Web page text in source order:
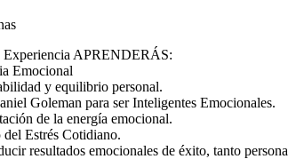
Experiencia APRENDERÁS:
Emocional
y equilibrio personal.
Goleman para ser Inteligentes Emocionales.
de la energía emocional.
del Estrés Cotidiano.
resultados emocionales de éxito, tanto